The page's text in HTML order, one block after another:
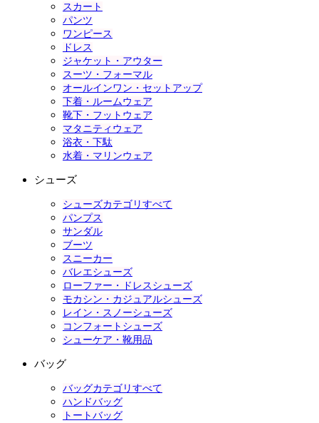
スカート
パンツ
ワンピース
ドレス
ジャケット・アウター
スーツ・フォーマル
オールインワン・セットアップ
下着・ルームウェア
靴下・フットウェア
マタニティウェア
浴衣・下駄
水着・マリンウェア
シューズ
シューズカテゴリすべて
パンプス
サンダル
ブーツ
スニーカー
バレエシューズ
ローファー・ドレスシューズ
モカシン・カジュアルシューズ
レイン・スノーシューズ
コンフォートシューズ
シューケア・靴用品
バッグ
バッグカテゴリすべて
ハンドバッグ
トートバッグ